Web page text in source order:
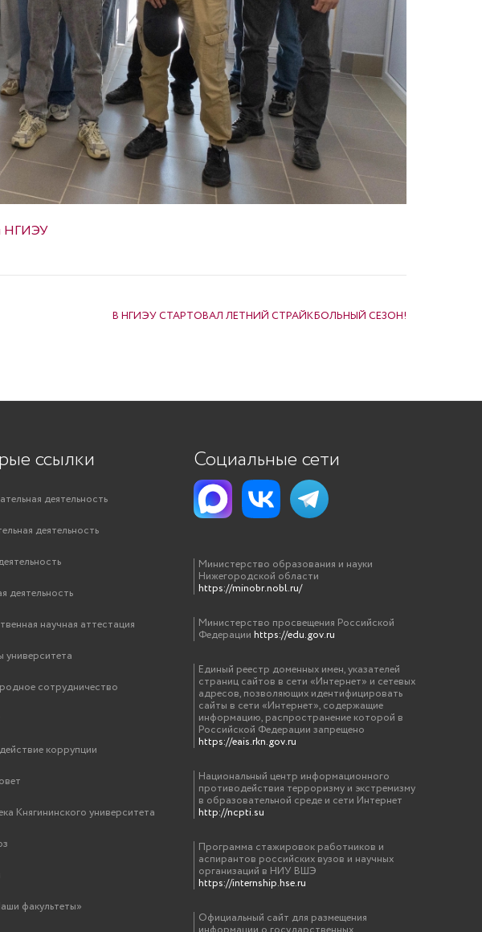
НГИЭУ
В НГИЭУ СТАРТОВАЛ ЛЕТНИЙ СТРАЙКБОЛЬНЫЙ СЕЗОН!
ссылки
деятельность
деятельность
деятельность
научная аттестация
университета
сотрудничество
коррупции
Княгининского университета
факультеты»
Социальные сети
Министерство образования и науки
Нижегородской области
https://minobr.nobl.ru/
Министерство просвещения Российской
Федерации https://edu.gov.ru
Единый реестр доменных имен, указателей
страниц сайтов в сети «Интернет» и сетевых
адресов, позволяющих идентифицировать
сайты в сети «Интернет», содержащие
информацию, распространение которой в
Российской Федерации запрещено
https://eais.rkn.gov.ru
Национальный центр информационного
противодействия терроризму и экстремизму
в образовательной среде и сети Интернет
http://ncpti.su
Программа стажировок работников и
аспирантов российских вузов и научных
организаций в НИУ ВШЭ
https://internship.hse.ru
Официальный сайт для размещения